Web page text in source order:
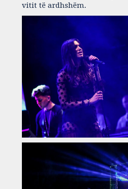
vitit të ardhshëm.